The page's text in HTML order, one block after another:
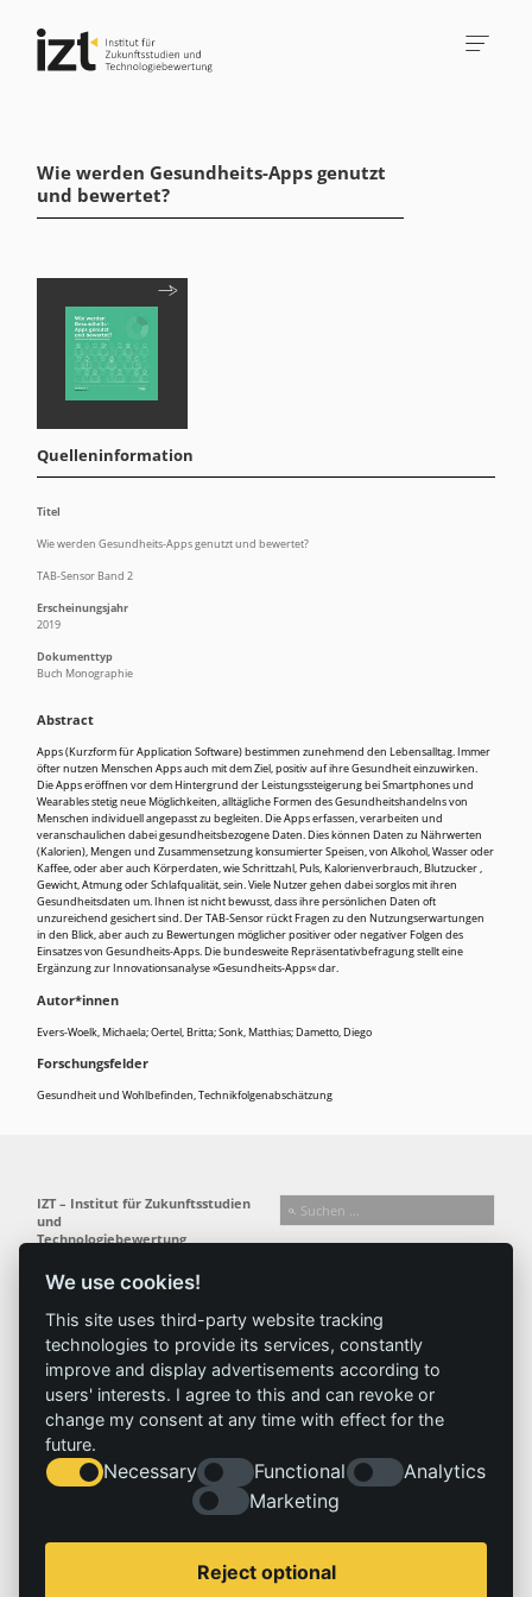
Wie werden Gesundheits-Apps genutzt
und bewertet?
Abstract
Apps (Kurzform für Application Software) bestimmen zunehmend den Lebensalltag. Immer
öfter nutzen Menschen Apps auch mit dem Ziel, positiv auf ihre Gesundheit einzuwirken.
Die Apps eröffnen vor dem Hintergrund der Leistungssteigerung bei Smartphones und
Wearables stetig neue Möglichkeiten, alltägliche Formen des Gesundheitshandelns von
Menschen individuell angepasst zu begleiten. Die Apps erfassen, verarbeiten und
veranschaulichen dabei gesundheitsbezogene Daten. Dies können Daten zu Nährwerten
(Kalorien), Mengen und Zusammensetzung konsumierter Speisen, von Alkohol, Wasser oder
Kaffee, oder aber auch Körperdaten, wie Schrittzahl, Puls, Kalorienverbrauch, Blutzucker ,
Gewicht, Atmung oder Schlafqualität, sein. Viele Nutzer gehen dabei sorglos mit ihren
Gesundheitsdaten um. Ihnen ist nicht bewusst, dass ihre persönlichen Daten oft
unzureichend gesichert sind. Der TAB-Sensor rückt Fragen zu den Nutzungserwartungen
in den Blick, aber auch zu Bewertungen möglicher positiver oder negativer Folgen des
Einsatzes von Gesundheits-Apps. Die bundesweite Repräsentativbefragung stellt eine
Ergänzung zur Innovationsanalyse »Gesundheits-Apps« dar.
Autor*innen
Evers-Woelk, Michaela; Oertel, Britta; Sonk, Matthias; Dametto, Diego
Forschungsfelder
Gesundheit und Wohlbefinden,Technikfolgenabschätzung
Quelleninformation
Titel
Wie werden Gesundheits-Apps genutzt und bewertet?
TAB-Sensor Band 2
Erscheinungsjahr
2019
Dokumenttyp
Buch Monographie
We use cookies!
This site uses third-party website tracking
technologies to provide its services, constantly
improve and display advertisements according to
users' interests. I agree to this and can revoke or
change my consent at any time with effect for the
future.
Necessary Functional
Analytics
Marketing
Reject optional
IZT – Institut für Zukunftsstudien
und
Technologiebewertung
Busseallee 1 · 14163 Berlin
info@izt.de| www.izt.de
Institut
Profil
Team
Gremien
Forschung
Forschungsfelder
Referenz
Ergebnisse
Projekte
Aktuelles
News
Impressum